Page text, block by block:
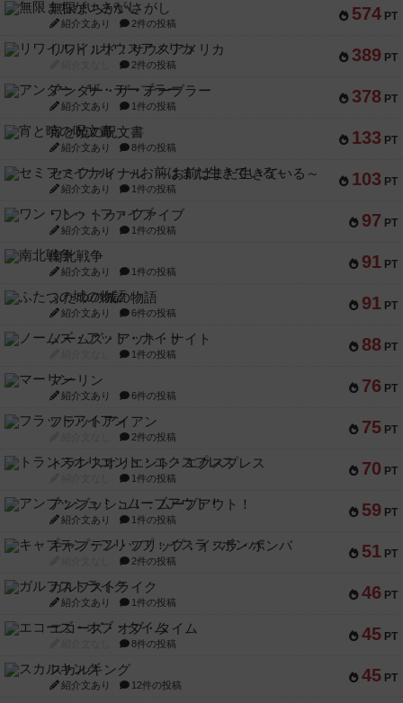
574 PT
無限まちがいさがし
紹介文あり 2件の投稿
389 PT
リワイルド：サウスアメリカ
2件の投稿
378 PT
アンダー・ザ・テーブラー
紹介文あり 1件の投稿
133 PT
宵と暁の呪文書
紹介文あり 8件の投稿
103 PT
セミファイナル ～お前はまだ生きている～
紹介文あり 1件の投稿
97 PT
ワン・トゥ・ファイブ
紹介文あり 1件の投稿
91 PT
南北戦争
紹介文あり 1件の投稿
91 PT
ふたつの城の物語
紹介文あり 6件の投稿
88 PT
ノームズ・アット・ナイト
1件の投稿
76 PT
マーリン
紹介文あり 6件の投稿
75 PT
フラットアイアン
2件の投稿
70 PT
トランスオリエント・エクスプレス
1件の投稿
59 PT
アンブッシュ！：ムーブアウト！
紹介文あり 1件の投稿
51 PT
キャプテン・フリップ：イスラ・ボンバ
2件の投稿
46 PT
ガルフストライク
紹介文あり 1件の投稿
45 PT
エコーズ・オブ・タイム
8件の投稿
45 PT
スカルキング
紹介文あり 12件の投稿